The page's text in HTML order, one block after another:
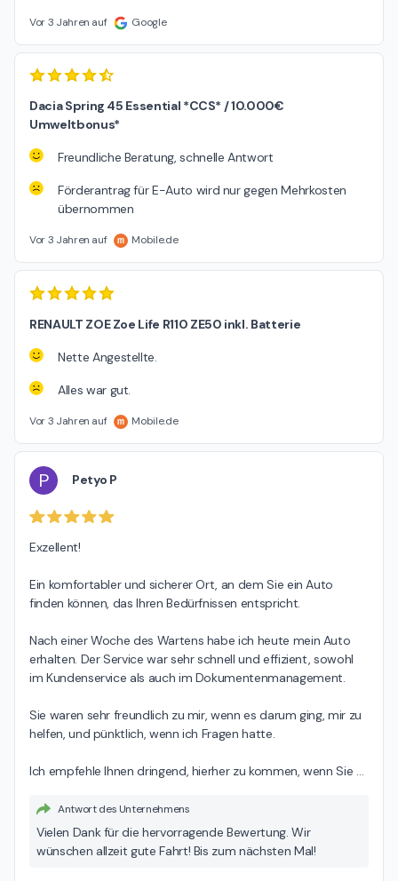
Vor 3 Jahren auf Google
Dacia Spring 45 Essential *CCS* / 10.000€
Umweltbonus*
Freundliche Beratung, schnelle Antwort
Förderantrag für E-Auto wird nur gegen Mehrkosten
übernommen
Vor 3 Jahren auf Mobile.de
RENAULT ZOE Zoe Life R110 ZE50 inkl. Batterie
Nette Angestellte.
Alles war gut.
Vor 3 Jahren auf Mobile.de
P Petyo P
Exzellent!
Ein komfortabler und sicherer Ort, an dem Sie ein Auto
finden können, das Ihren Bedürfnissen entspricht.
Nach einer Woche des Wartens habe ich heute mein Auto
erhalten. Der Service war sehr schnell und effizient, sowohl
im Kundenservice als auch im Dokumentenmanagement.
Sie waren sehr freundlich zu mir, wenn es darum ging, mir zu
helfen, und pünktlich, wenn ich Fragen hatte.
Ich empfehle Ihnen dringend, hierher zu kommen, wenn Sie …
Antwort des Unternehmens
Vielen Dank für die hervorragende Bewertung. Wir
wünschen allzeit gute Fahrt! Bis zum nächsten Mal!